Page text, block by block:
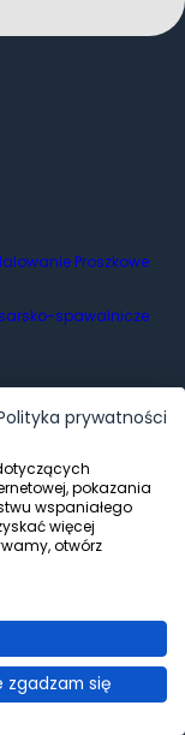
Proszkowe
spawalnicze
prywatności
pokazania
wspaniałego
więcej
otwórz
zgadzam się